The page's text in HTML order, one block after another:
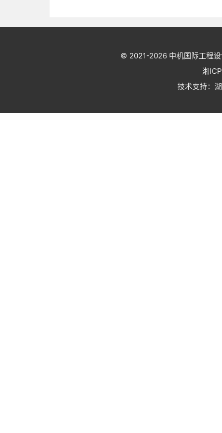
© 2021-2026 中机国际工程
湘
技术支持：